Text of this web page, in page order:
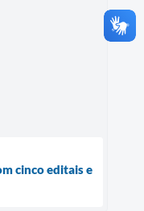
cinco editais e